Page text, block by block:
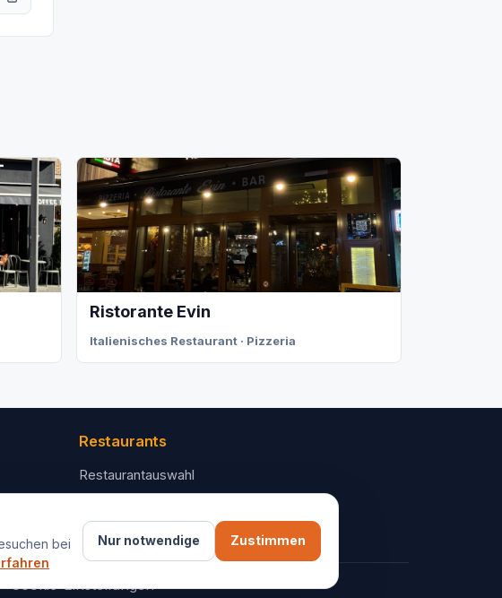
Ristorante Evin
Italienisches Restaurant · Pizzeria
Restaurants
Restaurantauswahl
Kontakt
Cookie-Einstellungen
bei
Nur notwendige Zustimmen